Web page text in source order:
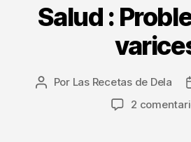
Salud :
Autor
Por Las Recetas de Dela
2